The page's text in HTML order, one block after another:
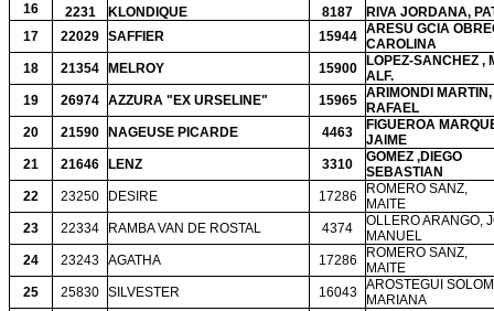
16
2231 KLONDIQUE 8187
RIVA JORDANA,
17
22029 SAFFIER 15944
ARESU GCIA
CAROLINA
18
21354 MELROY 15900
LOPEZ-SANCHEZ ,
ALF.
19
26974 AZZURA "EX URSELINE" 15965
ARIMONDI MARTIN,
RAFAEL
20
21590 NAGEUSE PICARDE 4463
FIGUEROA
JAIME
21
21646 LENZ 3310
GOMEZ ,DIEGO
SEBASTIAN
22
23250 DESIRE 17286
ROMERO SANZ,
MAITE
23
22334 RAMBA VAN DE ROSTAL 4374
OLLERO ARANGO,
MANUEL
24
23243 AGATHA 17286
ROMERO SANZ,
MAITE
25
25830 SILVESTER 16043
AROSTEGUI
MARIANA